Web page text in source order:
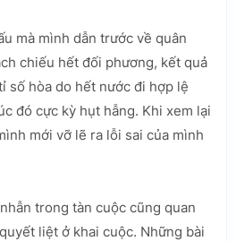
mà mình dẫn trước về quân
chiếu hết đối phương, kết quả
số hòa do hết nước đi hợp lệ
đó cực kỳ hụt hẫng. Khi xem lại
mới vỡ lẽ ra lỗi sai của mình
trong tàn cuộc cũng quan
liệt ở khai cuộc. Những bài